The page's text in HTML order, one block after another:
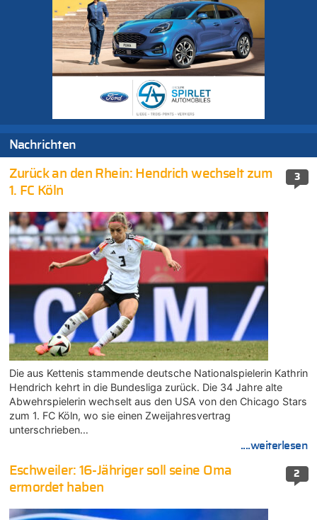
Nachrichten
3
Zurück an den Rhein: Hendrich wechselt zum
1. FC Köln
Die aus Kettenis stammende deutsche Nationalspielerin Kathrin
Hendrich kehrt in die Bundesliga zurück. Die 34 Jahre alte
Abwehrspielerin wechselt aus den USA von den Chicago Stars
zum 1. FC Köln, wo sie einen Zweijahresvertrag
unterschrieben…
....weiterlesen
2
Eschweiler: 16-Jähriger soll seine Oma
ermordet haben